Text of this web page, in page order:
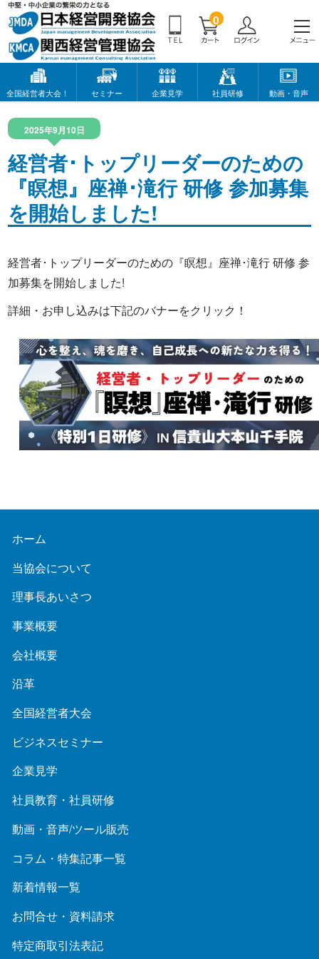
0
全国経営者大会！ セミナー 企業見学 社員研修 動画・音声
2025年9月10日
経営者･トップリーダーのための
『瞑想』座禅･滝行 研修 参加募集
を開始しました!
経営者･トップリーダーのための『瞑想』座禅･滝行 研修 参
加募集を開始しました!
詳細・お申し込みは下記のバナーをクリック！
ホーム
当協会について
理事長あいさつ
事業概要
会社概要
沿革
全国経営者大会
ビジネスセミナー
企業見学
社員教育・社員研修
動画・音声/ツール販売
コラム・特集記事一覧
新着情報一覧
お問合せ・資料請求
特定商取引法表記